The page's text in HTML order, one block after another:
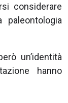
considerare
paleontologia
un’identità
hanno